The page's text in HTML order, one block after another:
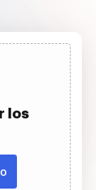
los